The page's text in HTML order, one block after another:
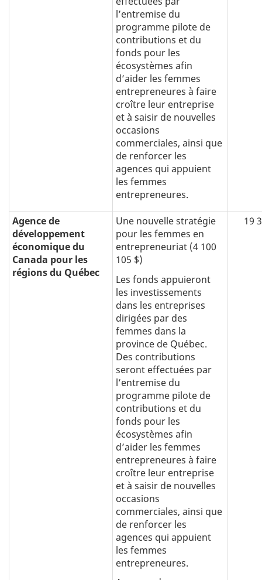
l’entremise du
programme pilote de
contributions et du
fonds pour les
écosystèmes afin
d’aider les femmes
entrepreneures à faire
croître leur entreprise
et à saisir de nouvelles
occasions
commerciales, ainsi que
de renforcer les
agences qui appuient
les femmes
entrepreneures.
Agence de
développement
économique du
Canada pour les
régions du Québec
Une nouvelle stratégie
pour les femmes en
entrepreneuriat (4 100
105 $)
Les fonds appuieront
les investissements
dans les entreprises
dirigées par des
femmes dans la
province de Québec.
Des contributions
seront effectuées par
l’entremise du
programme pilote de
contributions et du
fonds pour les
écosystèmes afin
d’aider les femmes
entrepreneures à faire
croître leur entreprise
et à saisir de nouvelles
occasions
commerciales, ainsi que
de renforcer les
agences qui appuient
les femmes
entrepreneures.
19